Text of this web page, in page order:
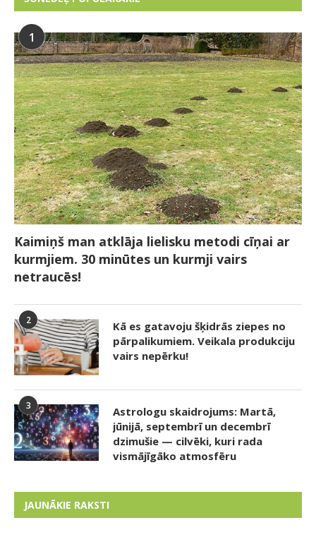
1
Kaimiņš man atklāja lielisku metodi cīņai ar
kurmjiem. 30 minūtes un kurmji vairs
netraucēs!
2
Kā es gatavoju šķidrās ziepes no
pārpalikumiem. Veikala produkciju
vairs nepērku!
3
Astrologu skaidrojums: Martā,
jūnijā, septembrī un decembrī
dzimušie — cilvēki, kuri rada
vismājīgāko atmosfēru
JAUNĀKIE RAKSTI